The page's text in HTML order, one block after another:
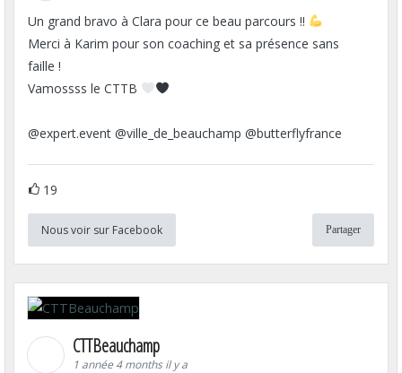
Un grand bravo à Clara pour ce beau parcours !!
Merci à Karim pour son coaching et sa présence sans
faille !
Vamossss le CTTB
@expert.event @ville_de_beauchamp @butterflyfrance
19
Nous voir sur Facebook Partager
CTTBeauchamp
1 année 4 months il y a